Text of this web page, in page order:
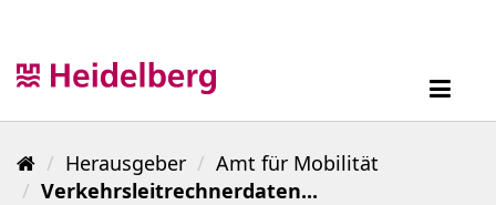
Herausgeber
Amt für Mobilität
Verkehrsleitrechnerdaten...